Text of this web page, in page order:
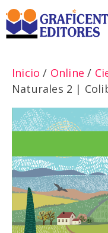
Saltar
al
contenido
Inicio / Online /
Naturales 2 |